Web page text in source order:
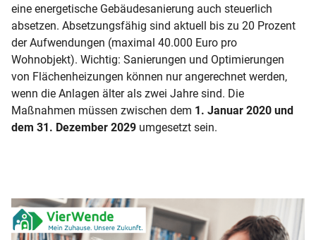
eine energetische Gebäudesanierung auch steuerlich
absetzen. Absetzungsfähig sind aktuell bis zu 20 Prozent
der Aufwendungen (maximal 40.000 Euro pro
Wohnobjekt). Wichtig: Sanierungen und Optimierungen
von Flächenheizungen können nur angerechnet werden,
wenn die Anlagen älter als zwei Jahre sind. Die
Maßnahmen müssen zwischen dem 1. Januar 2020 und
dem 31. Dezember 2029 umgesetzt sein.